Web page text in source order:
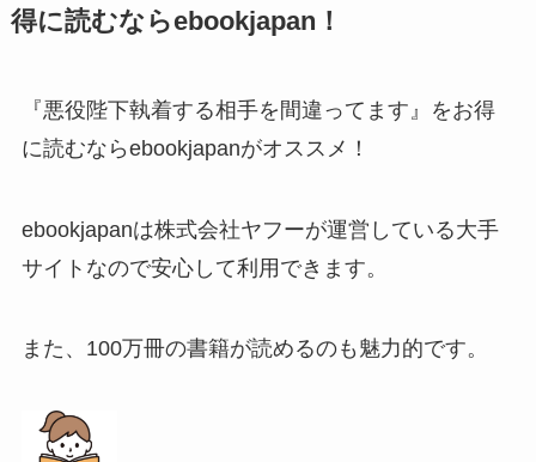
得に読むならebookjapan！
『悪役陛下執着する相手を間違ってます』をお得
に読むならebookjapanがオススメ！
ebookjapanは株式会社ヤフーが運営している大手
サイトなので安心して利用できます。
また、100万冊の書籍が読めるのも魅力的です。